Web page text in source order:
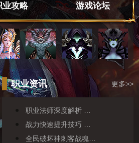
业攻略 游戏论坛
职业资讯 更多>>
职业法师深度解析 …
战力快速提升技巧 …
全民破坏神刺客战魂…